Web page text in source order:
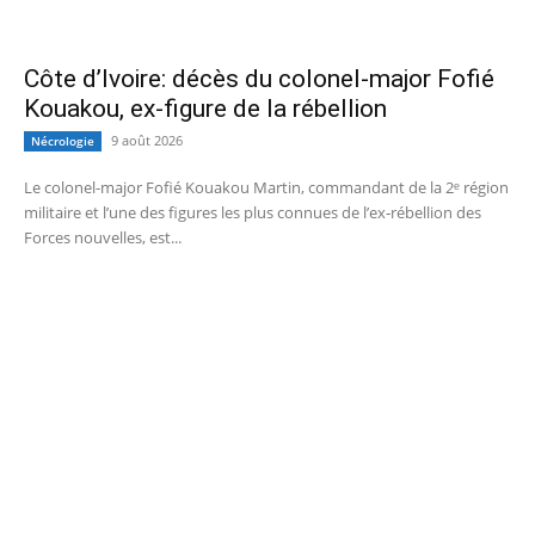
Côte d’Ivoire: décès du colonel-major Fofié
Kouakou, ex-figure de la rébellion
Nécrologie 9 août 2026
Le colonel-major Fofié Kouakou Martin, commandant de la 2ᵉ région
militaire et l’une des figures les plus connues de l’ex‑rébellion des
Forces nouvelles, est...